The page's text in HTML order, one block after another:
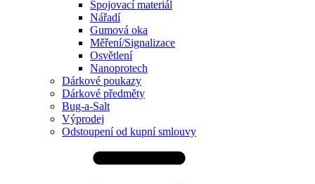
Spojovací materiál
Nářadí
Gumová oka
Měření/Signalizace
Osvětlení
Nanoprotech
Dárkové poukazy
Dárkové předměty
Bug-a-Salt
Výprodej
Odstoupení od kupní smlouvy